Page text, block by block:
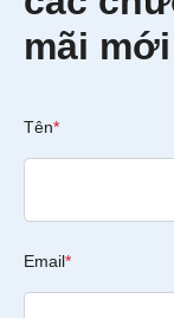
mãi
Tên*
Email*